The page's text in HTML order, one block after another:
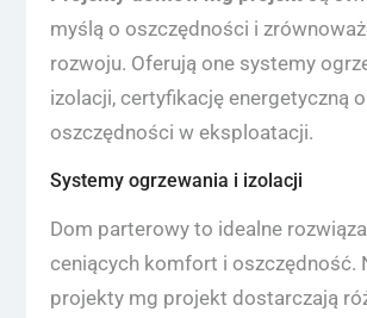
myślą o oszczędności i
rozwoju. Oferują one systemy
izolacji, certyfikację energetyczną
oszczędności w eksploatacji.
Systemy ogrzewania i izolacji
Dom parterowy to idealne
ceniących komfort i oszczędność.
projekty mg projekt dostarczają